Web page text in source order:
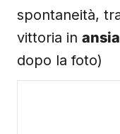
spontaneità,
vittoria in
dopo la foto)